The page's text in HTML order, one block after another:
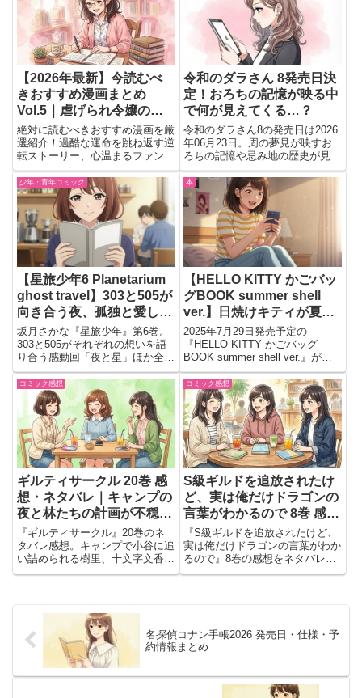
【2026年最新】今読むべ
きおすすめ漫画まとめ
Vol.5｜虐げられ令嬢の逆
転劇から甘甘ラブコメまで
絶対に読むべきおすすめ漫画を厳
選紹介！過酷な運命を跳ね返す逆
転ストーリー、心温まるファンタ
ジー、胸キュン必至のラブコメ・
日常系まで、各作品のあらすじ・
見どころや感想・ネタバレ解説記
事へのリンク付きでまとめていま
す。
令和のダラさん 8発売日決
定！おろちの記憶が映る中
で何が見えてくる…？
令和のダラさん8の発売日は2026
年06月23日。周の夢見が映すお
ろちの記憶や忌み地の歴史が見ど
ころ。令和イベントを楽しむダラ
さんたちとの温度差も気になる。
予約前の判断材料を紹介
少年・青年コミック
【星旅少年6 Planetarium
ghost travel】303と505が
向き合う夜、孤独と愛しさ
を描く感情の核心編
坂月さかな『星旅少年』第6巻。
303と505がそれぞれの想いを語
り合う感動回「夜と星」ほか全6
編と描き下ろし4コマを収録。
本
【HELLO KITTY かごバッ
グBOOK summer shell
ver.】日焼けキティが夏の
相棒に♡限定デザインが可
愛すぎる～！
2025年7月29日発売予定の
『HELLO KITTY かごバッグ
BOOK summer shell ver.』がた
だいま予約受付中だよ♡こんがり
日焼けしたハローキティちゃん
が、なんと夏っぽかわいいかごバ
ッグになって登場！しかも、貝殻
モチー...
コミック感想
ギルティサークル 20巻 感
想・ネタバレ｜キャンプの
夜と林たちの計画が不穏す
ぎる
『ギルティサークル』20巻のネ
タバレ感想。キャンプで小谷に追
い詰められる樹里、十文字文香た
ちを狙って動き出す林一派、沢屋
開と、次巻で誰が危機を止めるの
か気になるポイントを語ります。
コミック感想
S級ギルドを追放されたけ
ど、実は俺だけドラゴンの
言葉がわかるので 8巻 感
想・ネタバレ｜ドラゴンツ
リーの能力から新商売へ！
『S級ギルドを追放されたけど、
実は俺だけドラゴンの言葉がわか
るので』8巻の感想をネタバレ込
みで紹介。ドラゴンツリーとの契
期待も語ります。
名探偵コナン手帳2026 発売日・仕様・予
約情報まとめ